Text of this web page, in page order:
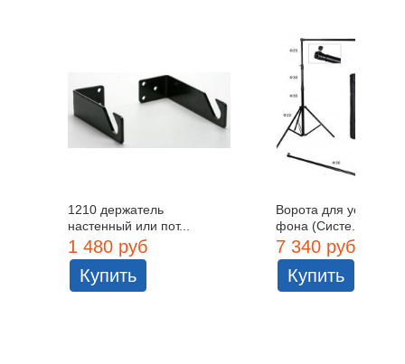
1210 держатель
настенный или пот...
1 480 руб
Купить
Ворота для установки
фона (Систе...
7 340 руб
Купить